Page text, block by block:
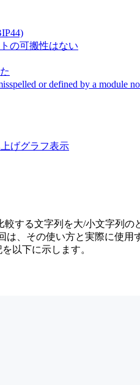
の可搬性はない
or defined by a module
げグラフ表示
する文字列を大/小文字列
、その使い方と実際に使
以下に示します。